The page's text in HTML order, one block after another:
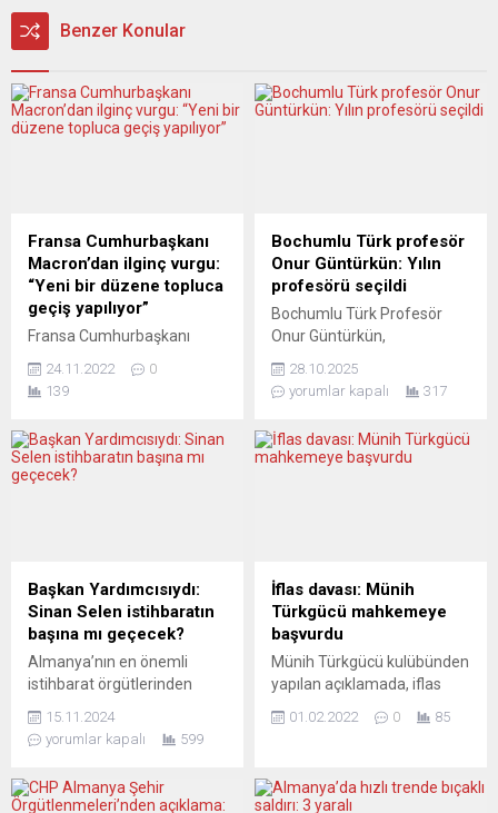
Benzer Konular
Fransa Cumhurbaşkanı
Macron’dan ilginç vurgu:
“Yeni bir düzene topluca
geçiş yapılıyor”
Fransa Cumhurbaşkanı
dünyadaki son gerilimin bir
düzen değişikliğinden
“şiddetin toplumlara
yerleşme eğiliminin endişe
Ukraynalı belediye
başkanlarını ağırlayan
Macron, buradaki
konuşmasında, Fransız
toplumundaki değişimlere
işaret etti. Macron, şiddetin
toplumlara yerleştiğini
belirterek “Demokraside
24.11.2022
0
139
Bochumlu Türk profesör
Onur Güntürkün: Yılın
profesörü seçildi
Bochumlu Türk Profesör
Onur Güntürkün,
Seçildi Almanya’nın prestijli
“Yılın Profesörü 2025”
Bochum’da (RUB) görev
yapan Türk asıllı profesör
düzenlenen törenle aldı.
Doğa Bilimleri ve Tıp
kategorisindeki bu birincilik
ödülünü, Regensburg
Üniversitesi’nden Prof....
28.10.2025
yorumlar kapalı
317
Başkan Yardımcısıydı:
Sinan Selen istihbaratın
başına mı geçecek?
Almanya’nın en önemli
istihbarat örgütlerinden
Dairesi / Bundesamt
fürVerfassungsschutz)
istihbaratçı gelebilir. Bu
15.11.2024
yorumlar kapalı
599
İflas davası: Münih
Türkgücü mahkemeye
başvurdu
Münih Türkgücü kulübünden
yapılan açıklamada, iflas
yolun denendiğine, ancak bu
Federal Almanya 3. Futbol
01.02.2022 0 85